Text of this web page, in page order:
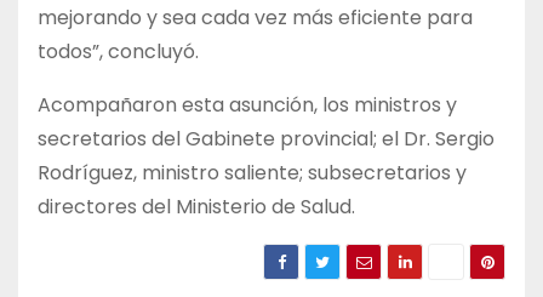
mejorando y sea cada vez más eficiente para
todos”, concluyó.
Acompañaron esta asunción, los ministros y
secretarios del Gabinete provincial; el Dr. Sergio
Rodríguez, ministro saliente; subsecretarios y
directores del Ministerio de Salud.